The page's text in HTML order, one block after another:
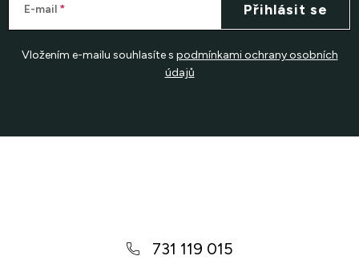
E-mail
Vložením e-mailu souhlasíte s podmínkami ochrany osobních
údajů
Přihlásit se
731 119 015